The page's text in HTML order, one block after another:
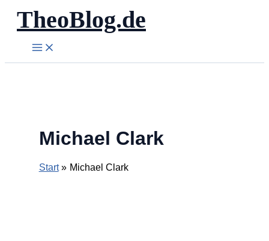
Zum
Inhalt
springen
TheoBlog.de
Michael Clark
Start Michael Clark